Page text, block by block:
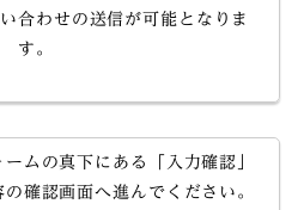
合わせの送信が可能となりま
す。
ムの真下にある「入力確認」
確認画面へ進んでください。